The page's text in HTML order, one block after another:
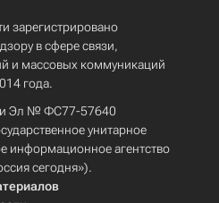
зарегистрировано
в сфере связи,
и массовых коммуникаций
года.
Эл № ФС77-57640
унитарное
информационное агентство
сегодня»).